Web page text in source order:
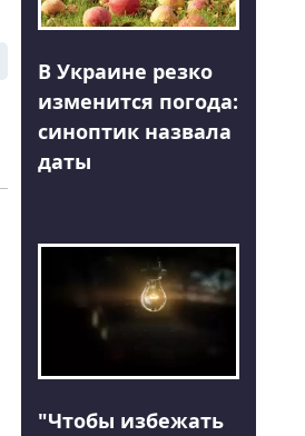
В Украине резко
изменится погода:
синоптик назвала
даты
"Чтобы избежать